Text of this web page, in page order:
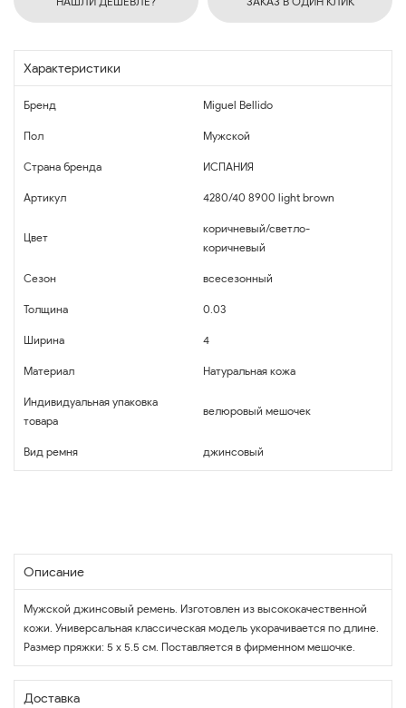
Характеристики
Бренд Miguel Bellido
Пол Мужской
Страна бренда ИСПАНИЯ
Артикул 4280/40 8900 light brown
Цвет
коричневый/светло-
коричневый
Сезон всесезонный
Толщина 0.03
Ширина 4
Материал Натуральная кожа
Индивидуальная упаковка
товара
велюровый мешочек
Вид ремня джинсовый
Описание
Мужской джинсовый ремень. Изготовлен из высококачественной
кожи. Универсальная классическая модель укорачивается по длине.
Размер пряжки: 5 х 5.5 см. Поставляется в фирменном мешочке.
Доставка